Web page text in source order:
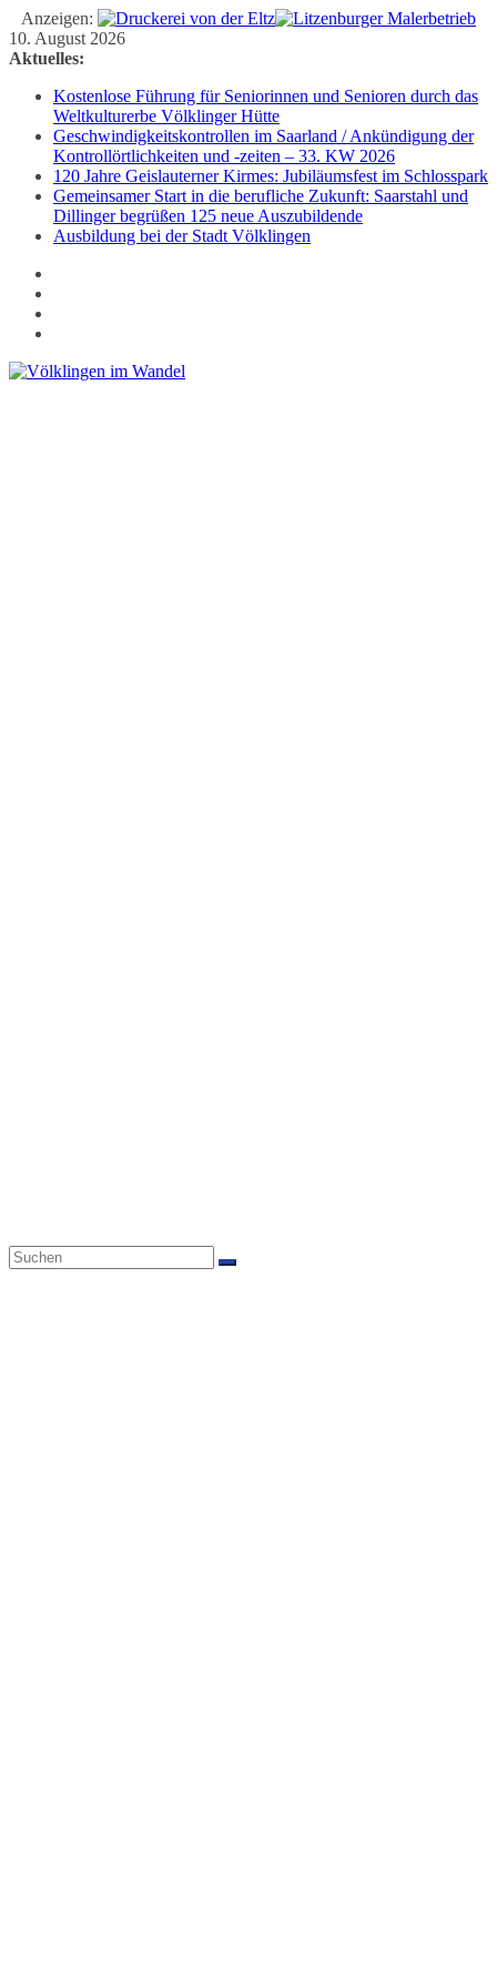
Anzeigen:
Zum
Inhalt
10. August 2026
Aktuelles:
Kostenlose Führung für Seniorinnen und Senioren durch das
Weltkulturerbe Völklinger Hütte
Geschwindigkeitskontrollen im Saarland / Ankündigung der
Kontrollörtlichkeiten und -zeiten – 33. KW 2026
120 Jahre Geislauterner Kirmes: Jubiläumsfest im Schlosspark
Gemeinsamer Start in die berufliche Zukunft: Saarstahl und
Dillinger begrüßen 125 neue Auszubildende
Ausbildung bei der Stadt Völklingen